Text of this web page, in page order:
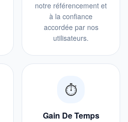
notre référencement et
à la confiance
accordée par nos
utilisateurs.
⏱️
Gain De Temps